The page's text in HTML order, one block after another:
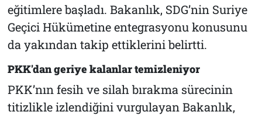
eğitimlere başladı. Bakanlık, SDG’nin Suriye
Geçici Hükümetine entegrasyonu konusunu
da yakından takip ettiklerini belirtti.
PKK'dan geriye kalanlar temizleniyor
PKK’nın fesih ve silah bırakma sürecinin
titizlikle izlendiğini vurgulayan Bakanlık,